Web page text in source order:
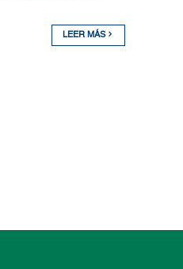
LEER MÁS